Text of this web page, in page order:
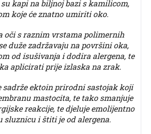
kapi na biljnoj bazi s kamilicom,
koje će znatno umiriti oko.
oči s raznim vrstama polimernih
duže zadržavaju na površini oka,
od isušivanja i dodira alergena, te
aplicirati prije izlaska na zrak.
sadrže ektoin prirodni sastojak koji
mastocita, te tako smanjuje
reakcije, te djeluje emolijentno
sluznicu i štiti je od alergena.